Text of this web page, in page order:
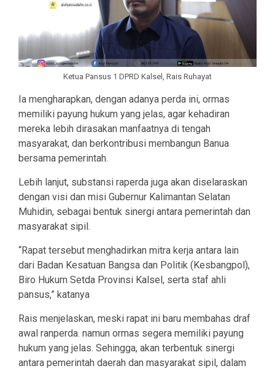
Ketua Pansus 1 DPRD Kalsel, Rais Ruhayat
Ia mengharapkan, dengan adanya perda ini, ormas
memiliki payung hukum yang jelas, agar kehadiran
mereka lebih dirasakan manfaatnya di tengah
masyarakat, dan berkontribusi membangun Banua
bersama pemerintah.
Lebih lanjut, substansi raperda juga akan diselaraskan
dengan visi dan misi Gubernur Kalimantan Selatan
Muhidin, sebagai bentuk sinergi antara pemerintah dan
masyarakat sipil.
“Rapat tersebut menghadirkan mitra kerja antara lain
dari Badan Kesatuan Bangsa dan Politik (Kesbangpol),
Biro Hukum Setda Provinsi Kalsel, serta staf ahli
pansus,” katanya
Rais menjelaskan, meski rapat ini baru membahas draf
awal ranperda. namun ormas segera memiliki payung
hukum yang jelas. Sehingga, akan terbentuk sinergi
antara pemerintah daerah dan masyarakat sipil, dalam